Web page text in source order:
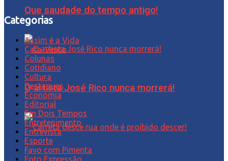
Que saudade do tempo antigo!
O artista José Rico nunca morrerá!
Categorias
Assim é a Vida
Cata-Vento
Colunas
Cotidiano
Cultura
Destaques
Economia
Editorial
Em Dois Tempos
Entretenimento
Entrevista
Esporte
Favo com Pimenta
Foto Expressão…